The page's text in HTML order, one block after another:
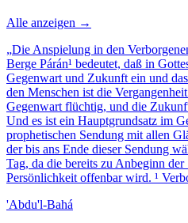
Alle anzeigen →
„Die Anspielung in den
Berge Párán¹ bedeutet, daß in
Gegenwart und Zukunft ein und
den Menschen ist die
Gegenwart flüchtig, und die
Und es ist ein Hauptgrundsatz im
prophetischen Sendung mit allen
der bis ans Ende dieser Sendung
Tag, da die bereits zu Anbeginn
Persönlichkeit offenbar wird. ¹
'Abdu'l-Bahá